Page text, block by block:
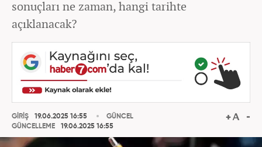
sonuçları ne zaman, hangi tarihte
açıklanacak?
GİRİŞ
19.06.2025 16:55
GÜNCELLEME
19.06.2025 16:55
GÜNCEL